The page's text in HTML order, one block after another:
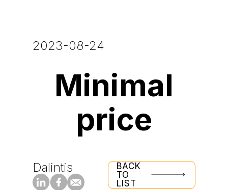
2023-08-24
Minimal
price
Dalintis
BACK
TO
LIST